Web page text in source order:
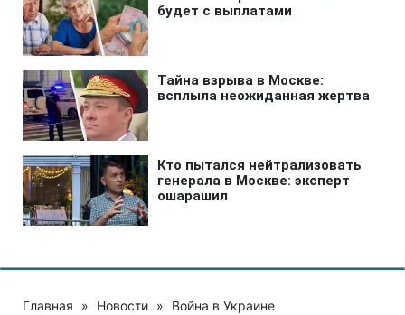
Главная » Новости » Война в Украине